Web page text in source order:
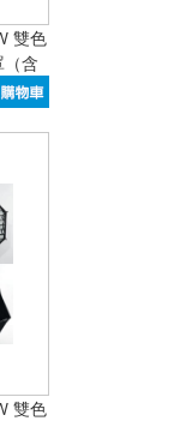
雙色
含
APP
雙色